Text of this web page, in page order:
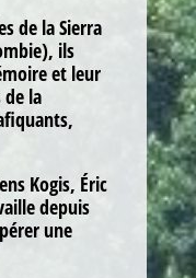
de la Sierra
ils
et leur
de la
Kogis, Éric
depuis
une